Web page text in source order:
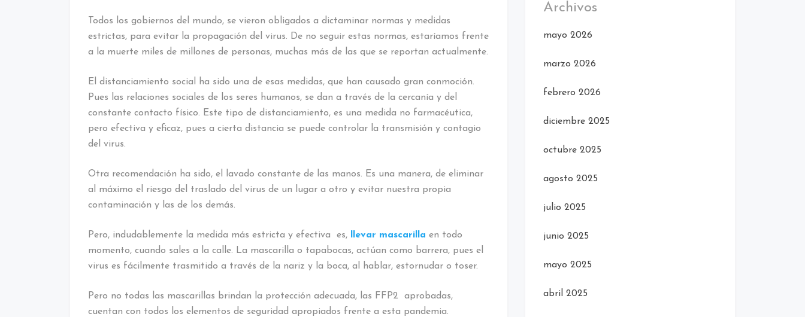
Todos los gobiernos del mundo, se vieron obligados a dictaminar normas y medidas
estrictas, para evitar la propagación del virus. De no seguir estas normas, estaríamos frente
a la muerte miles de millones de personas, muchas más de las que se reportan actualmente.
El distanciamiento social ha sido una de esas medidas, que han causado gran conmoción.
Pues las relaciones sociales de los seres humanos, se dan a través de la cercanía y del
constante contacto físico. Este tipo de distanciamiento, es una medida no farmacéutica,
pero efectiva y eficaz, pues a cierta distancia se puede controlar la transmisión y contagio
del virus.
Otra recomendación ha sido, el lavado constante de las manos. Es una manera, de eliminar
al máximo el riesgo del traslado del virus de un lugar a otro y evitar nuestra propia
contaminación y las de los demás.
Pero, indudablemente la medida más estricta y efectiva es, llevar mascarilla en todo
momento, cuando sales a la calle. La mascarilla o tapabocas, actúan como barrera, pues el
virus es fácilmente trasmitido a través de la nariz y la boca, al hablar, estornudar o toser.
Pero no todas las mascarillas brindan la protección adecuada, las FFP2 aprobadas,
cuentan con todos los elementos de seguridad apropiados frente a esta pandemia.
Archivos
mayo 2026
marzo 2026
febrero 2026
diciembre 2025
octubre 2025
agosto 2025
julio 2025
junio 2025
mayo 2025
abril 2025